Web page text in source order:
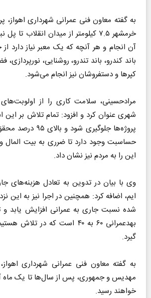
به گفته معاون فنی عمرانی شهرداری اهواز،
خرمشهر ۷.۵ کیلومتر از میدان انقلاب
آن انجام و هر آنچه که یک معبر نیاز دارد از
باند کندرو، باند تندرو، روشنایی،
کپر‌ها و دستفروشان نیز انجام می‌شود.
مرادحسینی، سلامت کاری را از
شهری عنوان کرد و افزود: تمام تلاش بر
پروژه‌ها جلوگیری
حساسبت وجود دارد تا ضرری به بیت المال
این را به مردم نیز نشان داد.
وی با بیان در تدوین به تعادل هزبنه‌های
ایم، اضافه کرد: همچنین در اجرا نیز به این
شده نسبت جاری به عمرانی افزایش یابد
بهدعمرانی ۶۰ به ۴۰ است که در
گیرد.
به گفته معاون فنی عمرانی شهرداری
مهدیس و جمهوری، پس از سال‌ها تا یک ماه
خواهند رسید.